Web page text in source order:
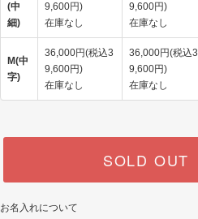
(中
細)
9,600円)
在庫なし
9,600円)
在庫なし
M(中
字)
36,000円(税込3
9,600円)
在庫なし
36,000円(税込3
9,600円)
在庫なし
SOLD OUT
お名入れについて